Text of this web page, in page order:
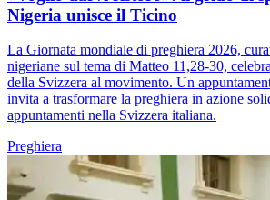
Nigeria unisce il Ticino
La Giornata mondiale di preghiera 2026,
nigeriane sul tema di Matteo 11,28-30,
della Svizzera al movimento. Un
invita a trasformare la preghiera in azione
appuntamenti nella Svizzera italiana.
Preghiera